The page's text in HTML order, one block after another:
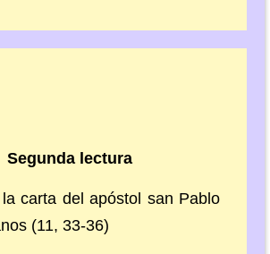
Segunda lectura
carta del apóstol san Pablo
(11, 33-36)